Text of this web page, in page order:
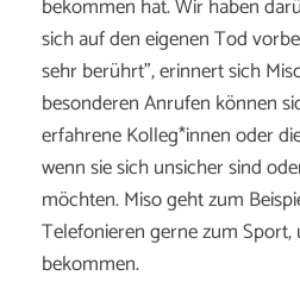
bekommen hat. Wir haben
sich auf den eigenen Tod
sehr berührt”, erinnert sich
besonderen Anrufen können
erfahrene Kolleg*innen oder
wenn sie sich unsicher sind
möchten. Miso geht zum
Telefonieren gerne zum
bekommen.